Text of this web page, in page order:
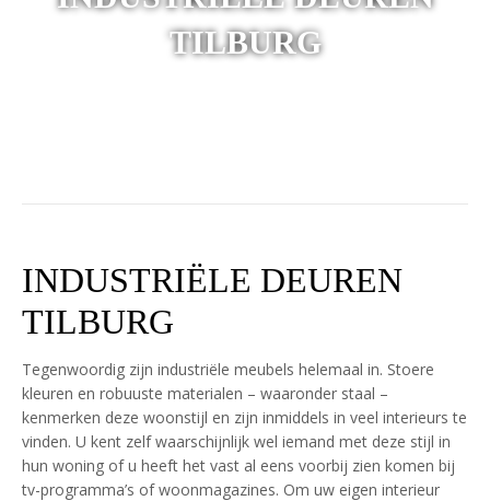
TILBURG
INDUSTRIËLE DEUREN
TILBURG
Tegenwoordig zijn industriële meubels helemaal in. Stoere
kleuren en robuuste materialen – waaronder staal –
kenmerken deze woonstijl en zijn inmiddels in veel interieurs te
vinden. U kent zelf waarschijnlijk wel iemand met deze stijl in
hun woning of u heeft het vast al eens voorbij zien komen bij
tv-programma’s of woonmagazines. Om uw eigen interieur